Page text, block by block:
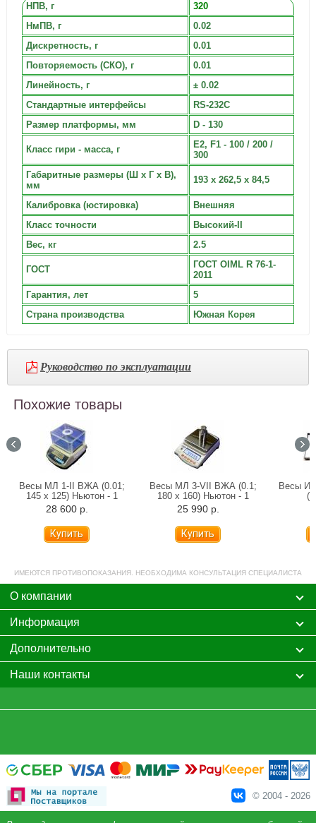
НПВ, г
320
НмПВ, г
0.02
Дискретность, г
0.01
Повторяемость (СКО), г
0.01
Линейность, г
± 0.02
Стандартные интерфейсы
RS-232C
Размер платформы, мм
D - 130
Класс гири - масса, г
E2, F1 - 100 / 200 /
300
Габаритные размеры (Ш х Г х В),
мм
193 x 262,5 x 84,5
Калибровка (юстировка)
Внешняя
Класс точности
Высокий-II
Вес, кг
2.5
ГОСТ
ГОСТ OIML R 76-1-
2011
Гарантия, лет
5
Страна производства
Южная Корея
Руководство по эксплуатации
Похожие товары
Весы МЛ 1-II ВЖА (0.01;
145 х 125) Ньютон - 1
28 600 р.
Весы МЛ 3-VII ВЖА (0.1;
180 x 160) Ньютон - 1
25 990 р.
Весы
ИМЕЮТСЯ ПРОТИВОПОКАЗАНИЯ. НЕОБХОДИМА КОНСУЛЬТАЦИЯ СПЕЦИАЛИСТА
О компании
Информация
Дополнительно
Наши контакты
© 2004 - 2026